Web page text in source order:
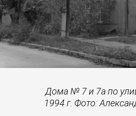
Дома № 7 и 7а по
1994 г. Фото: